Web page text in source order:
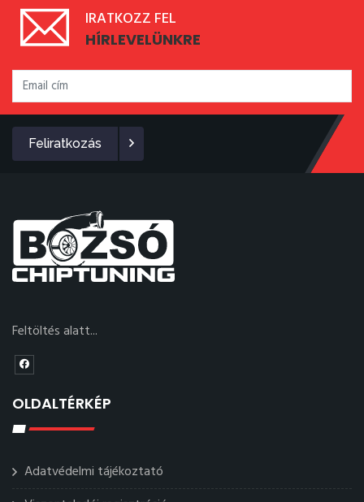
IRATKOZZ FEL
HÍRLEVELÜNKRE
Feliratkozás
Feltöltés alatt...
OLDALTÉRKÉP
Adatvédelmi tájékoztató